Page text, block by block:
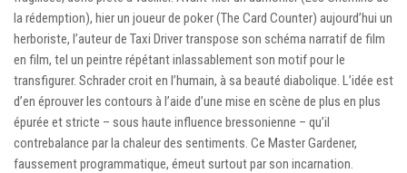
la rédemption), hier un joueur de poker (The Card Counter) aujourd’hui un
herboriste, l’auteur de Taxi Driver transpose son schéma narratif de film
en film, tel un peintre répétant inlassablement son motif pour le
transfigurer. Schrader croit en l’humain, à sa beauté diabolique. L’idée est
d’en éprouver les contours à l’aide d’une mise en scène de plus en plus
épurée et stricte – sous haute influence bressonienne – qu’il
contrebalance par la chaleur des sentiments. Ce Master Gardener,
faussement programmatique, émeut surtout par son incarnation.